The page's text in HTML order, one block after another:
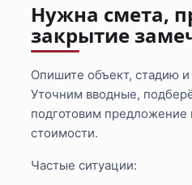
Нужна смета,
закрытие
Опишите объект, стадию
Уточним вводные,
подготовим предложение
стоимости.
Частые ситуации: